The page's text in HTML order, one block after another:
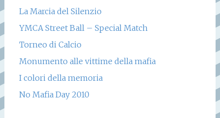
La Marcia del Silenzio
YMCA Street Ball – Special Match
Torneo di Calcio
Monumento alle vittime della mafia
I colori della memoria
No Mafia Day 2010